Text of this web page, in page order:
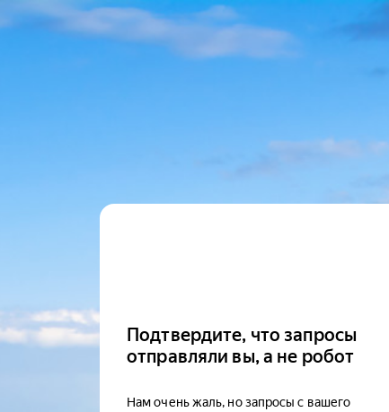
Подтвердите, что запросы
отправляли вы, а не робот
Нам очень жаль, но запросы с вашего